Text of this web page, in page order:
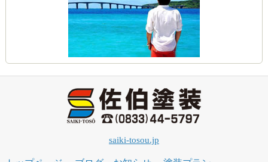
saiki-tosou.jp